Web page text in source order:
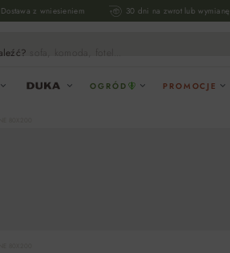
Dostawa z wniesieniem 30 dni na zwrot lub wymianę
sofa, komoda, fotel...
OGRÓD PROMOCJE